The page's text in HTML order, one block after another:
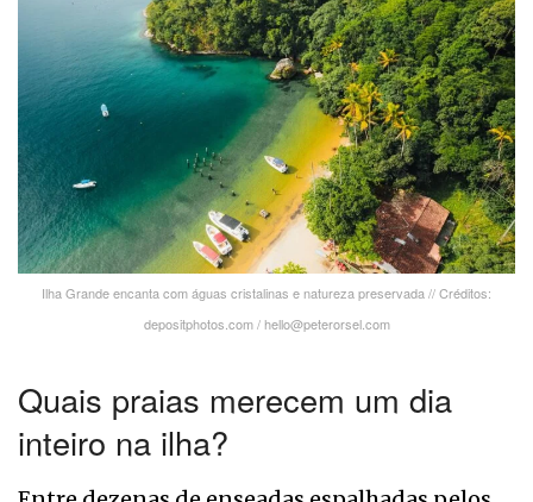
Ilha Grande encanta com águas cristalinas e natureza preservada // Créditos:
depositphotos.com / hello@peterorsel.com
Quais praias merecem um dia
inteiro na ilha?